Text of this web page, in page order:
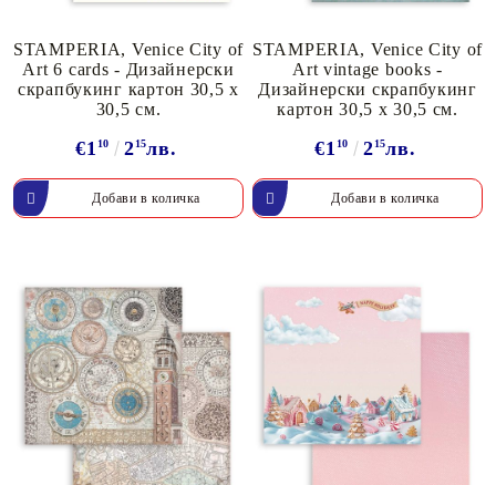
STAMPERIA, Venice City of
Art 6 cards - Дизайнерски
скрапбукинг картон 30,5 х
30,5 см.
€1 10 215лв.
STAMPERIA, Venice City of
Art vintage books -
Дизайнерски скрапбукинг
картон 30,5 х 30,5 см.
€1 10 215лв.